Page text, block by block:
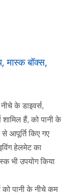
मास्क बॉक्स,
के डाइवर्स,
शामिल हैं, को पानी के
आपूर्ति किए गए
हेलमेट का
भी उपयोग किया
को पानी के नीचे कम